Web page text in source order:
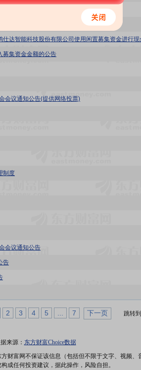
的公告
募集资金金额的公告
会议通知公告(提供网络投票)
制度
会议通知公告
告
2 3 4 5 7 下一页 跳转到
来源： 东方财富Choice数据
财富网不保证该信息（包括但不限于文字、视频
成任何投资建议，据此操作，风险自担。